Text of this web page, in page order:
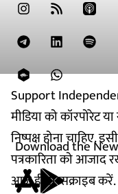
Support
मीडिया को कॉरपोरेट
निष्पक्ष होना चाहिए.
पत्रकारिता को
आज ही सब्सक्राइब करें.
Download the